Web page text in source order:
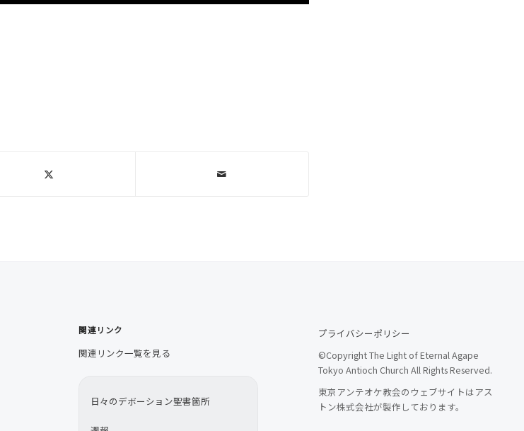
関連リンク
関連リンク一覧を見る
日々のデボーション聖書箇所
プライバシーポリシー
©Copyright The Light of Eternal Agape
Tokyo Antioch Church All Rights Reserved.
東京アンテオケ教会のウェブサイトはアス
トン株式会社が製作しております。